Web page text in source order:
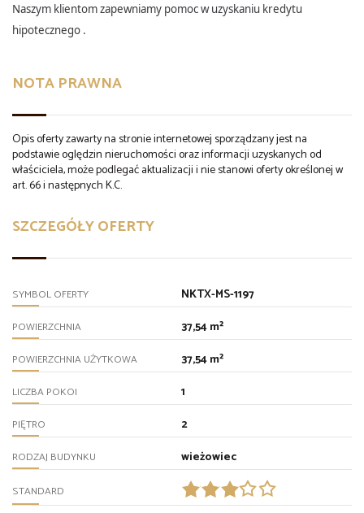
Naszym klientom zapewniamy pomoc w uzyskaniu kredytu
hipotecznego .
NOTA PRAWNA
Opis oferty zawarty na stronie internetowej sporządzany jest na
podstawie oględzin nieruchomości oraz informacji uzyskanych od
właściciela, może podlegać aktualizacji i nie stanowi oferty określonej w
art. 66 i następnych K.C.
SZCZEGÓŁY OFERTY
SYMBOL OFERTY NKTX-MS-1197
POWIERZCHNIA 37,54 m²
POWIERZCHNIA UŻYTKOWA 37,54 m²
LICZBA POKOI 1
PIĘTRO 2
RODZAJ BUDYNKU wieżowiec
STANDARD